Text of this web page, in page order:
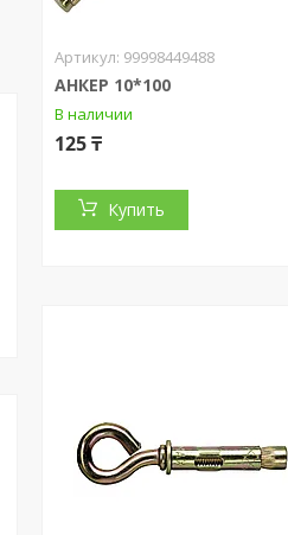
99998449488
АНКЕР 10*100
В наличии
125 ₸
Купить